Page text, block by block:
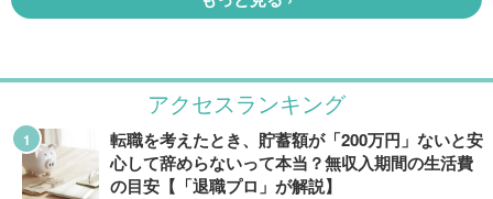
アクセスランキング
転職を考えたとき、貯蓄額が「200万円」ないと安
心して辞めらないって本当？無収入期間の生活費
の目安【「退職プロ」が解説】